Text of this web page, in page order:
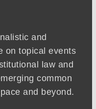
and
on topical events
law and
common
and beyond.